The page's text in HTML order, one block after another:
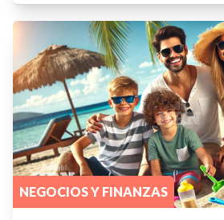
NEGOCIOS Y FINANZAS